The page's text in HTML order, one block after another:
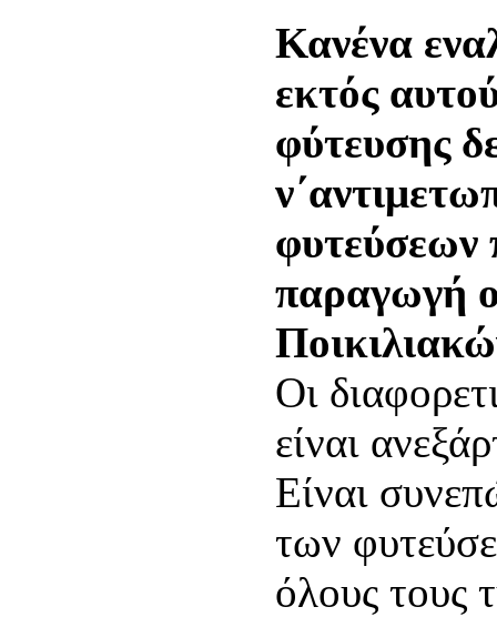
Κανένα
εκτός
φύτευσης
φυτεύσεων
παραγωγή
Οι
είναι
Είναι
των
όλους τους